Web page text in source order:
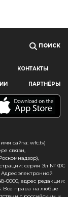
технологии,
согласны
сайт wfc.tv
ПОИСК
КОНТАКТЫ
ПАРТНЁРЫ
сайта: wfc.tv)
связи,
серия Эл № ФС
электронной
0000, адрес редакции:
Все права на любые